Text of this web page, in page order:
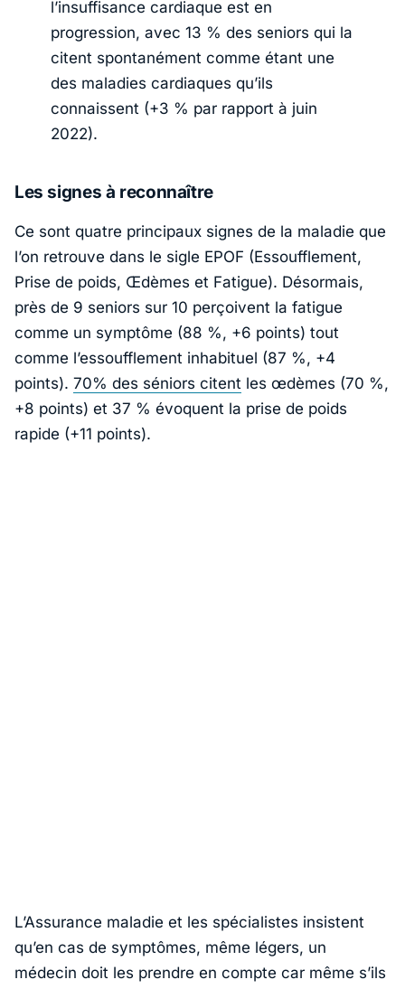
l’insuffisance cardiaque est en
progression, avec 13 % des seniors qui la
citent spontanément comme étant une
des maladies cardiaques qu’ils
connaissent (+3 % par rapport à juin
2022).
Les signes à reconnaître
Ce sont quatre principaux signes de la maladie que
l’on retrouve dans le sigle EPOF (Essoufflement,
Prise de poids, Œdèmes et Fatigue). Désormais,
près de 9 seniors sur 10 perçoivent la fatigue
comme un symptôme (88 %, +6 points) tout
comme l’essoufflement inhabituel (87 %, +4
points). 70% des séniors citent les œdèmes (70 %,
+8 points) et 37 % évoquent la prise de poids
rapide (+11 points).
L’Assurance maladie et les spécialistes insistent
qu’en cas de symptômes, même légers, un
médecin doit les prendre en compte car même s’ils